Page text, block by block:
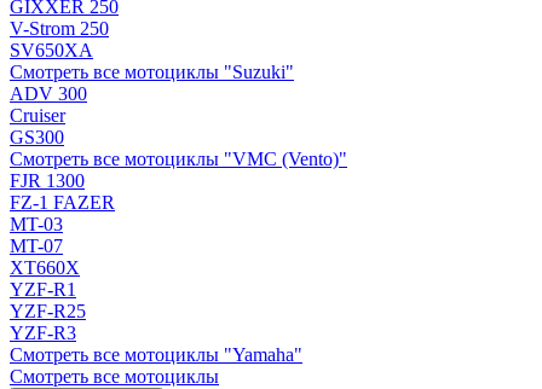
GIXXER 250
V-Strom 250
SV650XA
Смотреть все мотоциклы "Suzuki"
ADV 300
Cruiser
GS300
Смотреть все мотоциклы "VMC (Vento)"
FJR 1300
FZ-1 FAZER
MT-03
MT-07
XT660X
YZF-R1
YZF-R25
YZF-R3
Смотреть все мотоциклы "Yamaha"
Смотреть все мотоциклы